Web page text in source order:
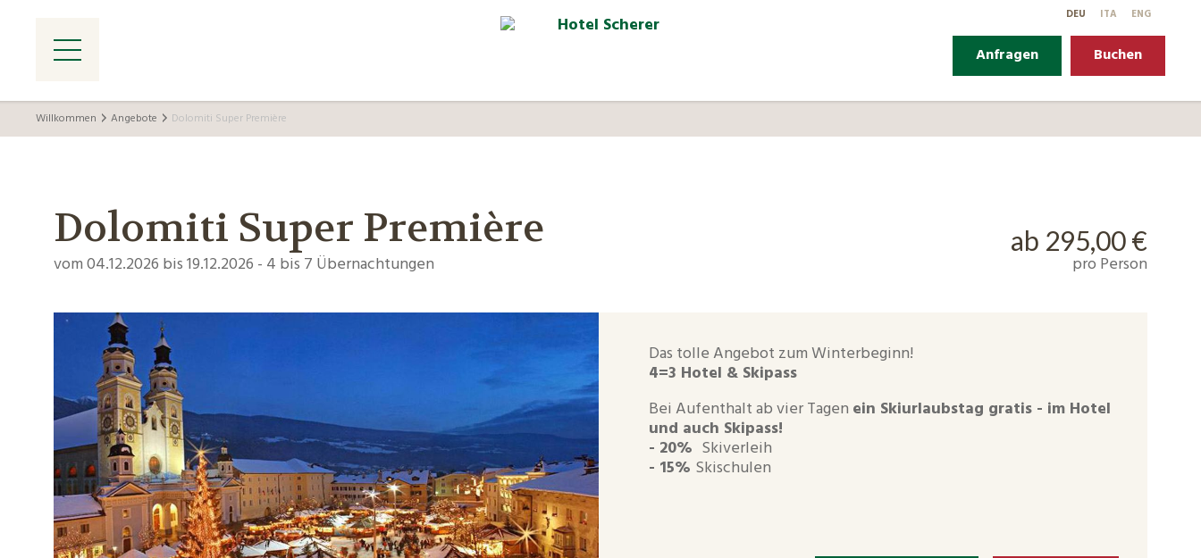
DEU ITA ENG
Anfragen Buchen
Willkommen Angebote Dolomiti Super Première
Dolomiti Super Première
vom 04.12.2026 bis 19.12.2026 - 4 bis 7 Übernachtungen
ab 295,00 €
pro Person
Das tolle Angebot zum Winterbeginn!
4=3 Hotel & Skipass
Bei Aufenthalt ab vier Tagen ein Skiurlaubstag gratis - im Hotel
und auch Skipass!
- 20% Skiverleih
- 15% Skischulen